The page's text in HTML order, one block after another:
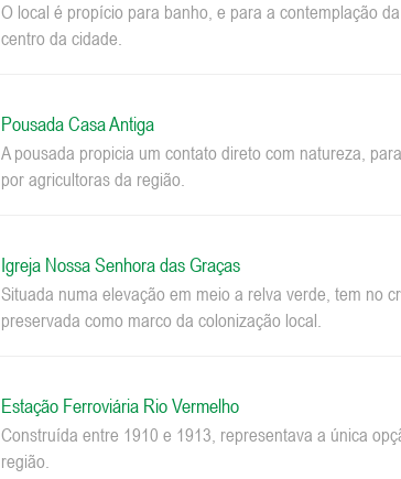
O local é propício para banho, e para a contemplação
centro da cidade.
Pousada Casa Antiga
A pousada propicia um contato direto com natureza,
por agricultoras da região.
Igreja Nossa Senhora das Graças
Situada numa elevação em meio a relva verde, tem no
preservada como marco da colonização local.
Estação Ferroviária Rio Vermelho
Construída entre 1910 e 1913, representava a única
região.